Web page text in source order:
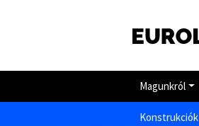
Magunkról
Konstrukciók